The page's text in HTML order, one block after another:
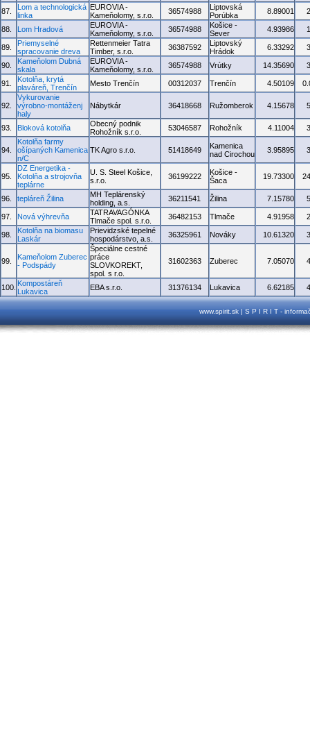
87.
Lom a technologická
linka
EUROVIA -
Kameňolomy, s.r.o.
36574988
Liptovská
Porúbka
8.89001
88. Lom Hradová
EUROVIA -
Kameňolomy, s.r.o.
36574988
Košice -
Sever
4.93986
89.
Priemyselné
spracovanie dreva
Rettenmeier Tatra
Timber, s.r.o.
36387592
Liptovský
Hrádok
6.33292
90.
Kameňolom Dubná
skala
EUROVIA -
Kameňolomy, s.r.o.
36574988 Vrútky 14.35690
91.
Kotolňa, krytá
plaváreň, Trenčín
Mesto Trenčín 00312037 Trenčín 4.50109
92.
Vykurovanie
výrobno-montáženj
haly
Nábytkár 36418668 Ružomberok 4.15678
93. Bloková kotolňa
Obecný podnik
Rohožník s.r.o.
53046587 Rohožník 4.11004
94.
Kotolňa farmy
ošípaných Kamenica
n/C
TK Agro s.r.o. 51418649
Kamenica
nad Cirochou
3.95895
95.
DZ Energetika -
Kotolňa a strojovňa
teplárne
U. S. Steel Košice,
s.r.o.
36199222
Košice -
Šaca
19.73300
96. tepláreň Žilina
MH Teplárenský
holding, a.s.
36211541 Žilina 7.15780
97. Nová výhrevňa
TATRAVAGÓNKA
Tlmače spol. s.r.o.
36482153 Tlmače 4.91958
98.
Kotolňa na biomasu
Laskár
Prievidzské tepelné
hospodárstvo, a.s.
36325961 Nováky 10.61320
99.
Kameňolom Zuberec
- Podspády
Špeciálne cestné
práce
SLOVKOREKT,
spol. s r.o.
31602363 Zuberec 7.05070
100. Kompostáreň
Lukavica
EBA s.r.o. 31376134 Lukavica 6.62185
www.spirit.sk | S P I R I T -